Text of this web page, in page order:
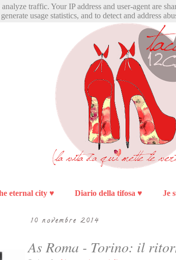
eternal city ♥ Diario della tifosa ♥ Je
10 novembre 2014
As Roma - Torino: il
traffic. Your IP address and user-agent are
generate usage statistics, and to detect and address